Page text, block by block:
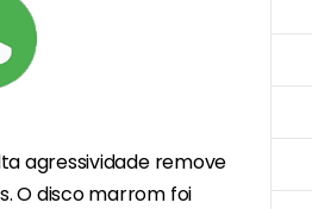
agressividade remove
O disco marrom foi